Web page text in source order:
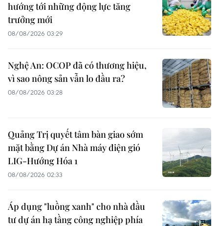
hướng tới những động lực tăng
trưởng mới
08/08/2026 03:29
Nghệ An: OCOP đã có thương hiệu,
vì sao nông sản vẫn lo đầu ra?
08/08/2026 03:28
Quảng Trị quyết tâm bàn giao sớm
mặt bằng Dự án Nhà máy điện gió
LIG-Hướng Hóa 1
08/08/2026 02:33
Áp dụng "luồng xanh" cho nhà đầu
tư dự án hạ tầng công nghiệp phía